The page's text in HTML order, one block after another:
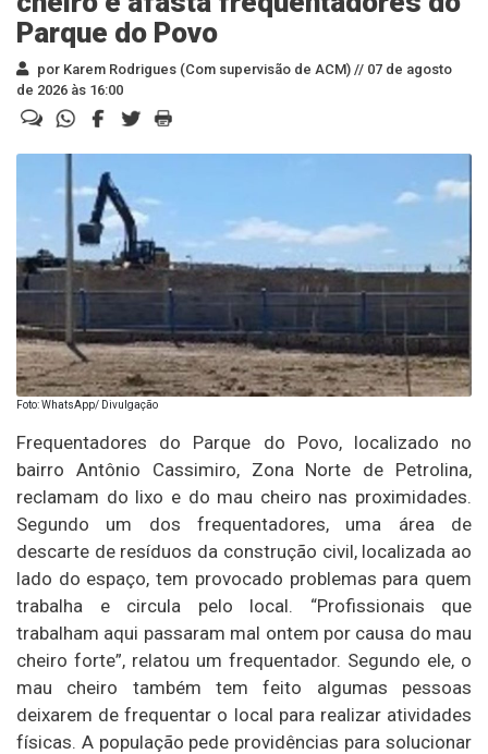
Parque do Povo
por Karem Rodrigues (Com supervisão de ACM) // 07 de agosto
de 2026 às 16:00
Foto: WhatsApp/ Divulgação
Frequentadores do Parque do Povo, localizado no
bairro Antônio Cassimiro, Zona Norte de Petrolina,
reclamam do lixo e do mau cheiro nas proximidades.
Segundo um dos frequentadores, uma área de
descarte de resíduos da construção civil, localizada ao
lado do espaço, tem provocado problemas para quem
trabalha e circula pelo local. “Profissionais que
trabalham aqui passaram mal ontem por causa do mau
cheiro forte”, relatou um frequentador. Segundo ele, o
mau cheiro também tem feito algumas pessoas
deixarem de frequentar o local para realizar atividades
físicas. A população pede providências para solucionar